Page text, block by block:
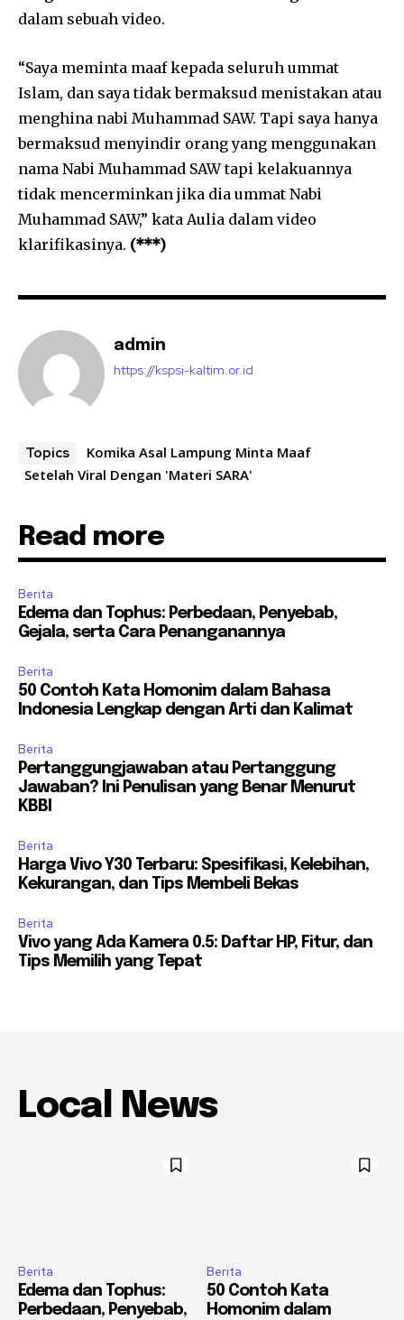
dalam sebuah video.
“Saya meminta maaf kepada seluruh ummat
Islam, dan saya tidak bermaksud menistakan atau
menghina nabi Muhammad SAW. Tapi saya hanya
bermaksud menyindir orang yang menggunakan
nama Nabi Muhammad SAW tapi kelakuannya
tidak mencerminkan jika dia ummat Nabi
Muhammad SAW,” kata Aulia dalam video
klarifikasinya. (***)
admin
https://kspsi-kaltim.or.id
Topics
Komika Asal Lampung Minta Maaf
Setelah Viral Dengan 'Materi SARA'
Read more
Berita
Edema dan Tophus: Perbedaan, Penyebab,
Gejala, serta Cara Penanganannya
Berita
50 Contoh Kata Homonim dalam Bahasa
Indonesia Lengkap dengan Arti dan Kalimat
Berita
Pertanggungjawaban atau Pertanggung
Jawaban? Ini Penulisan yang Benar Menurut
KBBI
Berita
Harga Vivo Y30 Terbaru: Spesifikasi, Kelebihan,
Kekurangan, dan Tips Membeli Bekas
Berita
Vivo yang Ada Kamera 0.5: Daftar HP, Fitur, dan
Tips Memilih yang Tepat
Local News
Berita
Edema dan Tophus:
Perbedaan, Penyebab,
Berita
50 Contoh Kata
Homonim dalam